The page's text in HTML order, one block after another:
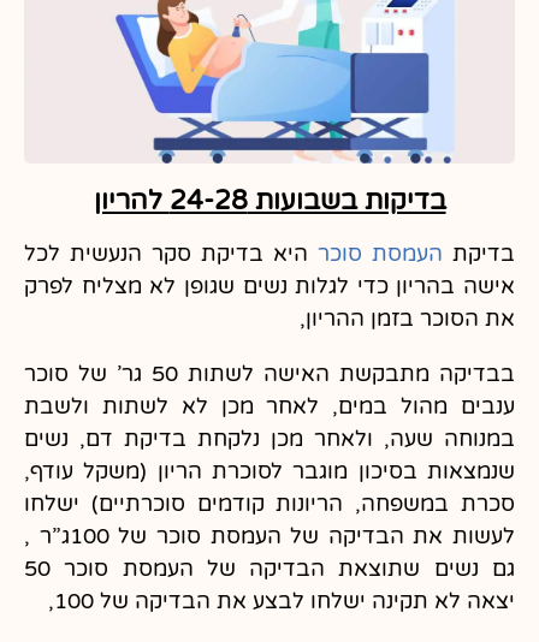
בדיקות בשבועות 24-28 להריון
בדיקת העמסת סוכר היא בדיקת סקר הנעשית לכל
אישה בהריון כדי לגלות נשים שגופן לא מצליח לפרק
את הסוכר בזמן ההריון,
בבדיקה מתבקשת האישה לשתות 50 גר’ של סוכר
ענבים מהול במים, לאחר מכן לא לשתות ולשבת
במנוחה שעה, ולאחר מכן נלקחת בדיקת דם, נשים
שנמצאות בסיכון מוגבר לסוכרת הריון (משקל עודף,
סכרת במשפחה, הריונות קודמים סוכרתיים) ישלחו
לעשות את הבדיקה של העמסת סוכר של 100ג”ר ,
גם נשים שתוצאת הבדיקה של העמסת סוכר 50
יצאה לא תקינה ישלחו לבצע את הבדיקה של 100,